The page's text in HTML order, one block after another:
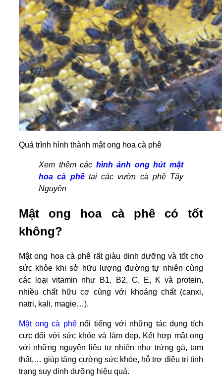
Quá trình hình thành mật ong hoa cà phê
Xem thêm các hình ảnh ong hút mật
hoa cà phêtại các vườn cà phê Tây
Nguyên
Mật ong hoa cà phê có tốt
không?
Mật ong hoa cà phê rất giàu dinh dưỡng và tốt cho
sức khỏe khi sở hữu lượng đường tự nhiên cùng
các loại vitamin như B1, B2, C, E, K và protein,
nhiều chất hữu cơ cùng với khoáng chất (canxi,
natri, kali, magie…).
Mật ong cà phênổi tiếng với những tác dụng tích
cực đối với sức khỏe và làm đẹp. Kết hợp mật ong
với những nguyên liệu tự nhiên như trứng gà, tam
thất,… giúp tăng cường sức khỏe, hỗ trợ điều trị tình
trạng suy dinh dưỡng hiệu quả.